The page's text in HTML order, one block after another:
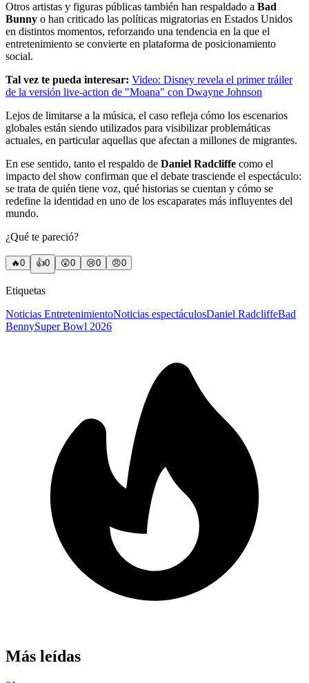
Otros artistas y figuras públicas también han respaldado a Bad
Bunny o han criticado las políticas migratorias en Estados Unidos
en distintos momentos, reforzando una tendencia en la que el
entretenimiento se convierte en plataforma de posicionamiento
social.
Tal vez te pueda interesar: Video: Disney revela el primer tráiler
de la versión live-action de "Moana" con Dwayne Johnson
Lejos de limitarse a la música, el caso refleja cómo los escenarios
globales están siendo utilizados para visibilizar problemáticas
actuales, en particular aquellas que afectan a millones de migrantes.
En ese sentido, tanto el respaldo de Daniel Radcliffe como el
impacto del show confirman que el debate trasciende el espectáculo:
se trata de quién tiene voz, qué historias se cuentan y cómo se
redefine la identidad en uno de los escaparates más influyentes del
mundo.
¿Qué te pareció?
🔥0 👍0 😲0 😢0 😠0
Etiquetas
Noticias EntretenimientoNoticias espectáculosDaniel RadcliffeBad
BennySuper Bowl 2026
Más leídas